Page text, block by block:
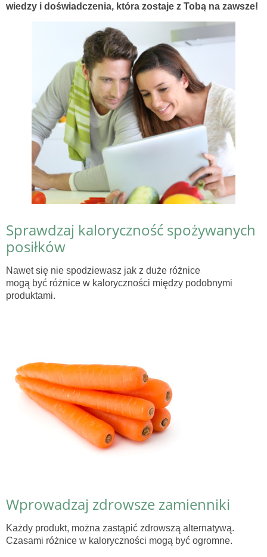
wiedzy i doświadczenia, która zostaje z Tobą na zawsze!
Sprawdzaj kaloryczność spożywanych
posiłków
Nawet się nie spodziewasz jak z duże różnice
mogą być różnice w kaloryczności między podobnymi
produktami.
Wprowadzaj zdrowsze zamienniki
Każdy produkt, można zastąpić zdrowszą alternatywą.
Czasami różnice w kaloryczności mogą być ogromne.